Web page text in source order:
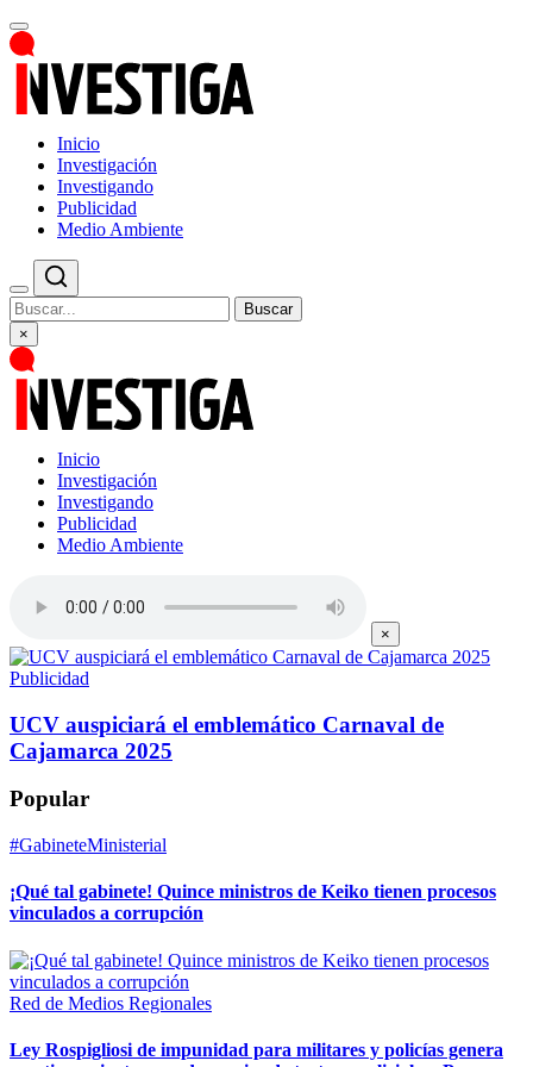
Inicio
Investigación
Investigando
Publicidad
Medio Ambiente
Buscar
×
Inicio
Investigación
Investigando
Publicidad
Medio Ambiente
×
Publicidad
UCV auspiciará el emblemático Carnaval de
Cajamarca 2025
Popular
#GabineteMinisterial
¡Qué tal gabinete! Quince ministros de Keiko tienen procesos
vinculados a corrupción
Red de Medios Regionales
Ley Rospigliosi de impunidad para militares y policías genera